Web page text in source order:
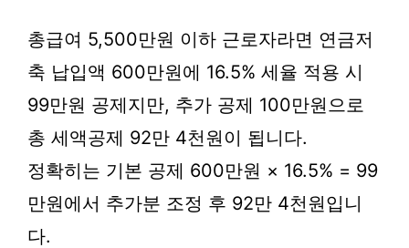
총급여 5,500만원 이하 근로자라면 연금저
축 납입액 600만원에 16.5% 세율 적용 시
99만원 공제지만, 추가 공제 100만원으로
총 세액공제 92만 4천원이 됩니다.
정확히는 기본 공제 600만원 × 16.5% = 99
만원에서 추가분 조정 후 92만 4천원입니
다.